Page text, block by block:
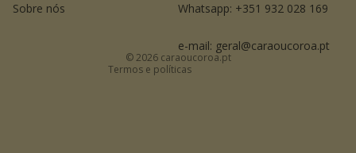
Sobre nós Whatsapp: +351 932 028 169
e-mail: geral@caraoucoroa.pt
© 2026 caraoucoroa.pt
Termos e políticas